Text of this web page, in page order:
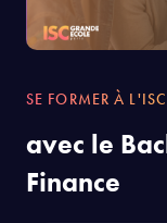
SE FORMER À
avec le
Finance